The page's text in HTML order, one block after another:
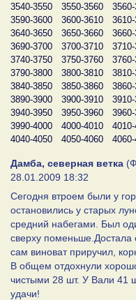
3540-3550
3550-3560
3590-3600
3600-3610
3640-3650
3650-3660
3690-3700
3700-3710
3740-3750
3750-3760
3790-3800
3800-3810
3840-3850
3850-3860
3890-3900
3900-3910
3940-3950
3950-3960
3990-4000
4000-4010
4040-4050
4050-4060
Дамба, северная ветка
28.01.2009 18:32
Сегодня втроем были у
остановились у старых
средний набегами. Был
сверху поменьше.Достала
сам виноват приручил,
В общем отдохнули
чистыми 28 шт. У Вали 41
удачи!